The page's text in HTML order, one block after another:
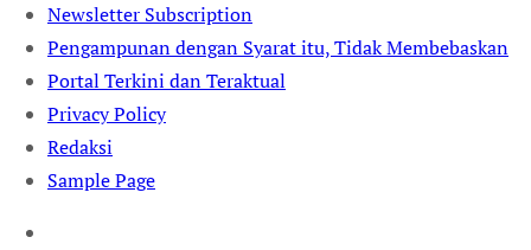
Newsletter Subscription
Pengampunan dengan Syarat itu, Tidak Membebaskan
Portal Terkini dan Teraktual
Privacy Policy
Redaksi
Sample Page